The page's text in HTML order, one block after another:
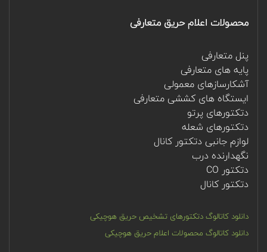
محصولات اعلام حریق متعارفی
پنل متعارفی
پایه های متعارفی
آشکارسازهای معمولی
ایستگاه های کششی متعارفی
دتکتورهای پرتو
دتکتورهای شعله
لوازم جانبی دتکتور کانال
نگهدارنده درب
دتکتور CO
دتکتور کانال
دانلود کاتالوگ دتکتورهای تشخیص حریق هوچیکی
دانلود کاتالوگ محصولات اعلام حریق هوچیکی